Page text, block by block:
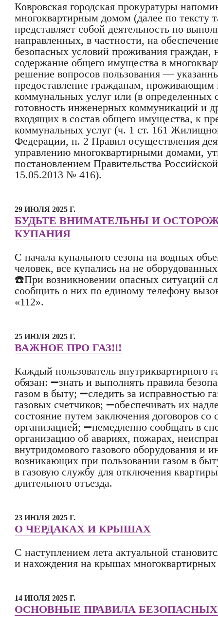
Ковровская городская прокуратуры
многоквартирным домом (далее по
представляет собой деятельность по
направленных, в частности, на
безопасных условий проживания граждан,
содержание общего имущества в
решение вопросов пользования —
предоставление гражданам, проживающим
коммунальных услуг или (в определенных
готовность инженерных коммуникаций и
входящих в состав общего имущества, к
коммунальных услуг (ч. 1 ст. 161
Федерации, п. 2 Правил осуществления
управлению многоквартирными домами,
постановлением Правительства
15.05.2013 № 416).
29 ИЮЛЯ 2025 Г.
БУДЬТЕ ВНИМАТЕЛЬНЫ И
КУПАНИЯ
С начала купального сезона на водных
человек, все купались на не
☎️При возникновении опасных ситуаций
сообщить о них по единому телефону
«112».
25 ИЮЛЯ 2025 Г.
ВАЖНОЕ ПРО ГАЗ!!!
Каждый пользователь внутриквартирного
обязан: ➖знать и выполнять правила
газом в быту; ➖следить за исправностью
газовых счетчиков; ➖обеспечивать их
состояние путем заключения договоров со
организацией; ➖немедленно сообщать в
организацию об авариях, пожарах,
внутридомового газового оборудования и
возникающих при пользовании газом в
в газовую службу для отключения
длительного отъезда.
23 ИЮЛЯ 2025 Г.
О ЧЕРДАКАХ И КРЫШАХ
С наступлением лета актуальной
и нахождения на крышах многоквартирных
14 ИЮЛЯ 2025 Г.
ОСНОВНЫЕ ПРАВИЛА